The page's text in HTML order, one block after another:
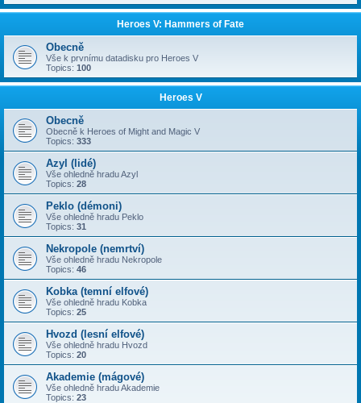
Heroes V: Hammers of Fate
Obecně
Vše k prvnímu datadisku pro Heroes V
Topics: 100
Heroes V
Obecně
Obecně k Heroes of Might and Magic V
Topics: 333
Azyl (lidé)
Vše ohledně hradu Azyl
Topics: 28
Peklo (démoni)
Vše ohledně hradu Peklo
Topics: 31
Nekropole (nemrtví)
Vše ohledně hradu Nekropole
Topics: 46
Kobka (temní elfové)
Vše ohledně hradu Kobka
Topics: 25
Hvozd (lesní elfové)
Vše ohledně hradu Hvozd
Topics: 20
Akademie (mágové)
Vše ohledně hradu Akademie
Topics: 23